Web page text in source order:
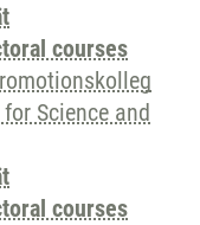
courses
Science and
courses